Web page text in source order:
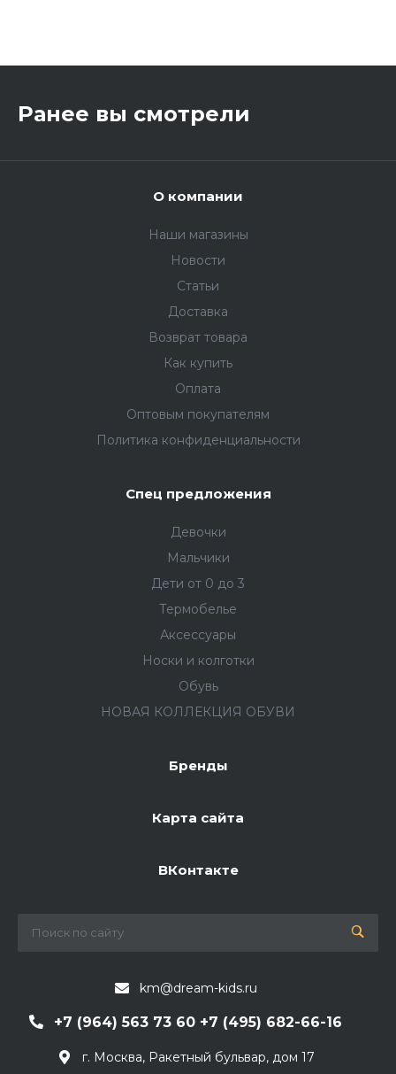
Ранее вы смотрели
О компании
Наши магазины
Новости
Статьи
Доставка
Возврат товара
Как купить
Оплата
Оптовым покупателям
Политика конфиденциальности
Спец предложения
Девочки
Мальчики
Дети от 0 до 3
Термобелье
Аксессуары
Носки и колготки
Обувь
НОВАЯ КОЛЛЕКЦИЯ ОБУВИ
Бренды
Карта сайта
ВКонтакте
km@dream-kids.ru
+7 (964) 563 73 60 +7 (495) 682-66-16
г. Москва, Ракетный бульвар, дом 17